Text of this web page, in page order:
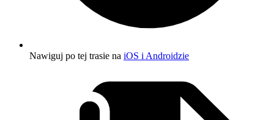
Nawiguj po tej trasie na iOS i Androidzie